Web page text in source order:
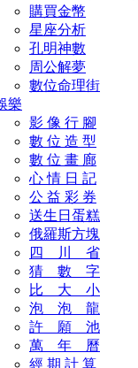
購買金幣
星座分析
孔明神數
周公解夢
數位命理街
樂
影 像 行 腳
數 位 造 型
數 位 畫 廊
心 情 日 記
公 益 彩 券
送生日蛋糕
俄羅斯方塊
四 川 省
猜 數 字
比 大 小
泡 泡 龍
許 願 池
萬 年 曆
經 期 計 算